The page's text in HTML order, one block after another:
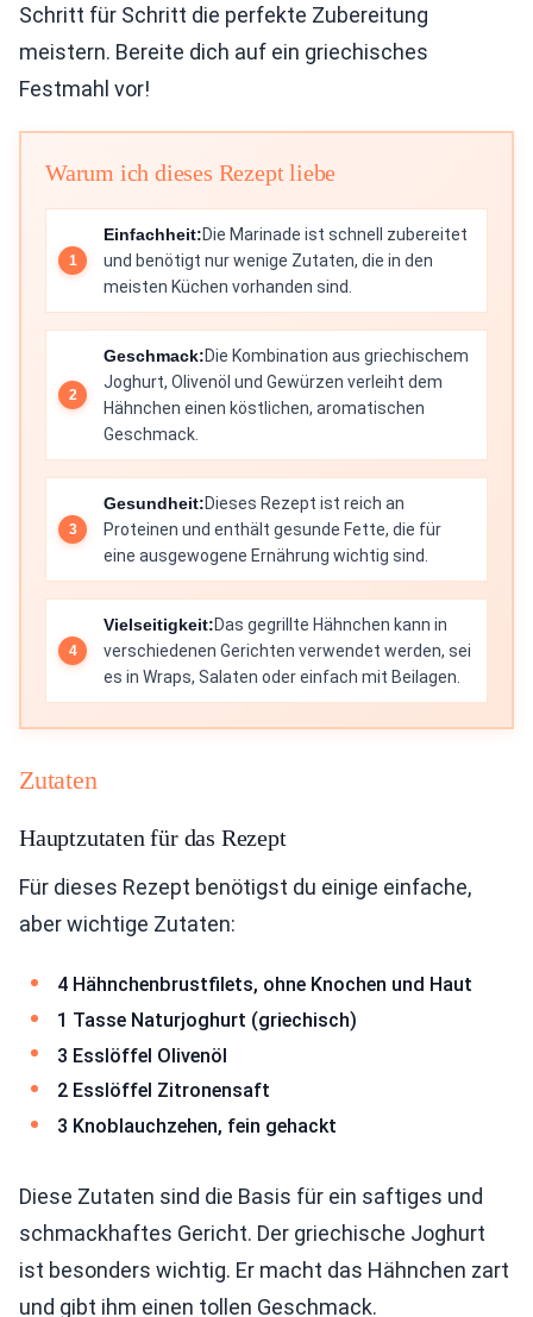
Schritt für Schritt die perfekte Zubereitung
meistern. Bereite dich auf ein griechisches
Festmahl vor!
Warum ich dieses Rezept liebe
Einfachheit:Die Marinade ist schnell zubereitet
und benötigt nur wenige Zutaten, die in den
meisten Küchen vorhanden sind.
Geschmack:Die Kombination aus griechischem
Joghurt, Olivenöl und Gewürzen verleiht dem
Hähnchen einen köstlichen, aromatischen
Geschmack.
Gesundheit:Dieses Rezept ist reich an
Proteinen und enthält gesunde Fette, die für
eine ausgewogene Ernährung wichtig sind.
Vielseitigkeit:Das gegrillte Hähnchen kann in
verschiedenen Gerichten verwendet werden, sei
es in Wraps, Salaten oder einfach mit Beilagen.
Zutaten
Hauptzutaten für das Rezept
Für dieses Rezept benötigst du einige einfache,
aber wichtige Zutaten:
4 Hähnchenbrustfilets, ohne Knochen und Haut
1 Tasse Naturjoghurt (griechisch)
3 Esslöffel Olivenöl
2 Esslöffel Zitronensaft
3 Knoblauchzehen, fein gehackt
Diese Zutaten sind die Basis für ein saftiges und
schmackhaftes Gericht. Der griechische Joghurt
ist besonders wichtig. Er macht das Hähnchen zart
und gibt ihm einen tollen Geschmack.